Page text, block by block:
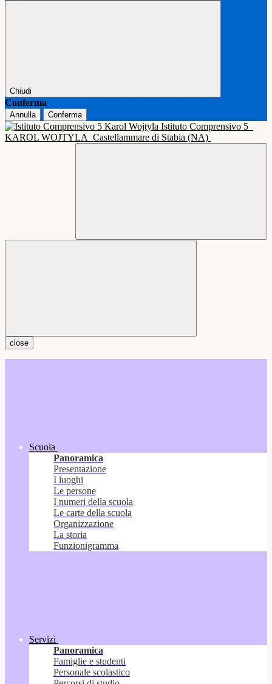
Chiudi
Conferma
Annulla Conferma
Istituto Comprensivo 5
KAROL WOJTYLA Castellammare di Stabia (NA)
close
Scuola
Panoramica
Presentazione
I luoghi
Le persone
I numeri della scuola
Le carte della scuola
Organizzazione
La storia
Funzionigramma
Servizi
Panoramica
Famiglie e studenti
Personale scolastico